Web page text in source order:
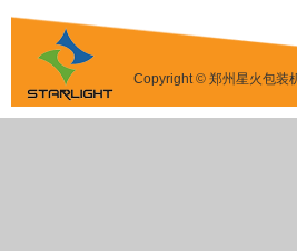
Copyright © 郑州星火包装